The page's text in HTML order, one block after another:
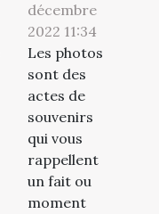
décembre
2022 11:34
Les photos
sont des
actes de
souvenirs
qui vous
rappellent
un fait ou
moment